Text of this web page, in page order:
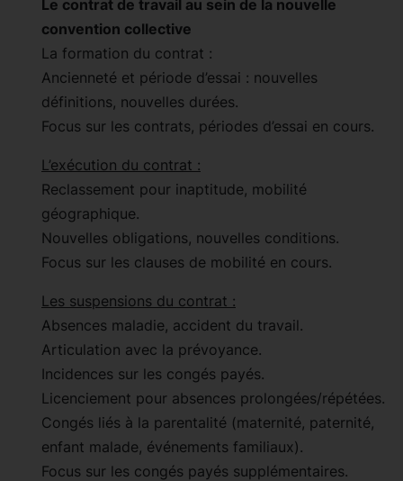
Le contrat de travail au sein de la nouvelle
convention collective
La formation du contrat :
Ancienneté et période d’essai : nouvelles
définitions, nouvelles durées.
Focus sur les contrats, périodes d’essai en cours.
L’exécution du contrat :
Reclassement pour inaptitude, mobilité
géographique.
Nouvelles obligations, nouvelles conditions.
Focus sur les clauses de mobilité en cours.
Les suspensions du contrat :
Absences maladie, accident du travail.
Articulation avec la prévoyance.
Incidences sur les congés payés.
Licenciement pour absences prolongées/répétées.
Congés liés à la parentalité (maternité, paternité,
enfant malade, événements familiaux).
Focus sur les congés payés supplémentaires.